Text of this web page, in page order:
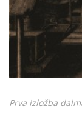
Prva izložba